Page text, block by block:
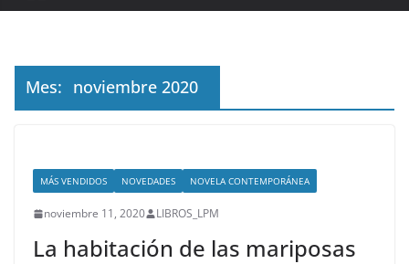
Mes: noviembre 2020
MÁS VENDIDOS NOVEDADES NOVELA CONTEMPORÁNEA
noviembre 11, 2020 LIBROS_LPM
La habitación de las mariposas